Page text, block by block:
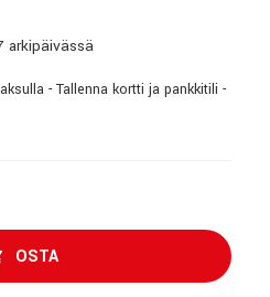
arkipäivässä
- Tallenna kortti ja pankkitili -
OSTA